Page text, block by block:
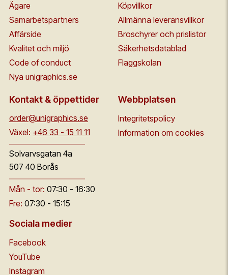
Ägare
Samarbetspartners
Affärside
Kvalitet och miljö
Code of conduct
Nya unigraphics.se
Köpvillkor
Allmänna leveransvillkor
Broschyrer och prislistor
Säkerhetsdatablad
Flaggskolan
Kontakt & öppettider
order@unigraphics.se
Växel: +46 33 - 15 11 11
Solvarvsgatan 4a
507 40 Borås
Mån - tor: 07:30 - 16:30
Fre: 07:30 - 15:15
Webbplatsen
Integritetspolicy
Information om cookies
Sociala medier
Facebook
YouTube
Instagram